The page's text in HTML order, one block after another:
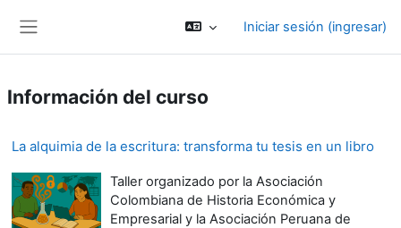
Iniciar sesión (ingresar)
Información del curso
La alquimia de la escritura: transforma tu tesis en un libro
Taller organizado por la Asociación
Colombiana de Historia Económica y
Empresarial y la Asociación Peruana de